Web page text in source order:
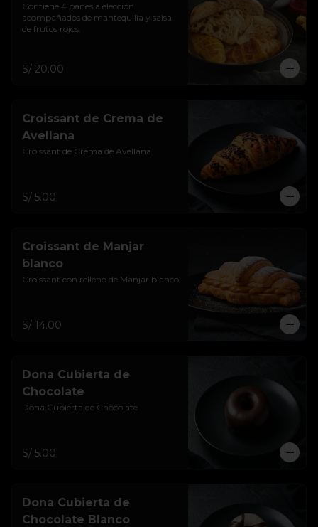
Contiene 4 panes a elección
acompañados de mantequilla y salsa
de frutos rojos.
S/ 20.00
Croissant de Crema de
Avellana
Croissant de Crema de Avellana
S/ 5.00
Croissant de Manjar
blanco
Croissant con relleno de Manjar blanco
S/ 14.00
Dona Cubierta de
Chocolate
Dona Cubierta de Chocolate
S/ 5.00
Dona Cubierta de
Chocolate Blanco